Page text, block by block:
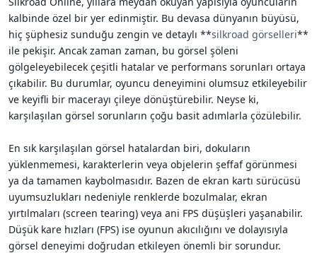
i
kalbinde özel bir yer edinmiştir. Bu devasa dünyanın büyüsü,
hiç şüphesiz sunduğu zengin ve detaylı **silkroad görselleri**
ile pekişir. Ancak zaman zaman, bu görsel şöleni
gölgeleyebilecek çeşitli hatalar ve performans sorunları ortaya
çıkabilir. Bu durumlar, oyuncu deneyimini olumsuz etkileyebilir
ve keyifli bir macerayı çileye dönüştürebilir. Neyse ki,
karşılaşılan görsel sorunların çoğu basit adımlarla çözülebilir.
En sık karşılaşılan görsel hatalardan biri, dokuların
yüklenmemesi, karakterlerin veya objelerin şeffaf görünmesi
ya da tamamen kaybolmasıdır. Bazen de ekran kartı sürücüsü
uyumsuzlukları nedeniyle renklerde bozulmalar, ekran
yırtılmaları (screen tearing) veya ani FPS düşüşleri yaşanabilir.
Düşük kare hızları (FPS) ise oyunun akıcılığını ve dolayısıyla
görsel deneyimi doğrudan etkileyen önemli bir sorundur.